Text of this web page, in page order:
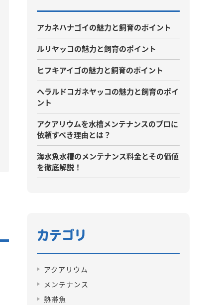
アカネハナゴイの魅力と飼育のポイント
ルリヤッコの魅力と飼育のポイント
ヒフキアイゴの魅力と飼育のポイント
ヘラルドコガネヤッコの魅力と飼育のポイ
ント
アクアリウムを水槽メンテナンスのプロに
依頼すべき理由とは？
海水魚水槽のメンテナンス料金とその価値
を徹底解説！
カテゴリ
アクアリウム
メンテナンス
熱帯魚